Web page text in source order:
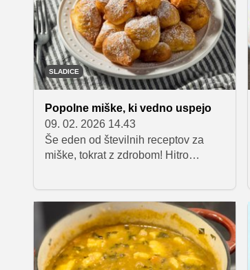
pojasnili, kako pravilno skuhati gres,
kakšno je razmerje med
sestavinami, koliko časa ga je treba
kuhati in predstavili recept za mlečni
gres.
SLADICE
Popolne miške, ki vedno uspejo
09. 02. 2026 14.43
Še eden od številnih receptov za
miške, tokrat z zdrobom! Hitro